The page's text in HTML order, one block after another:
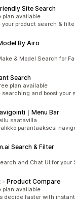
Site Search
plan available
product search &
By Airo
& Model Search for
Search
yhteensä
plan available
searching and boost your
｜Menu Bar
saatavilla
parantaaksesi
Search & Filter
and Chat UI for your
Product Compare
plan available
decide faster with